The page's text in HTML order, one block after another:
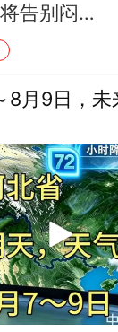
告别闷热
8月9日，未